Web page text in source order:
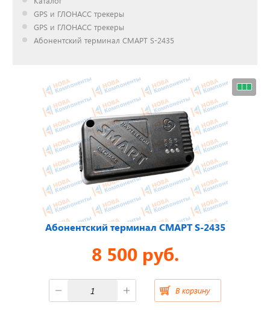
наш счет!
с нами выгодно
Открылся новый
склад
г. Нижний Новгород
Акции. Скидки.
Спецпредложения.
Узнать подробнее...
Отвечаем на актуальные
вопросы
GPS и ГЛОНАСС трекеры
GPS и ГЛОНАСС трекеры
Абонентский терминал СМАРТ S-2435
Абонентский терминал СМАРТ S-2435
8 500 руб.
В корзину